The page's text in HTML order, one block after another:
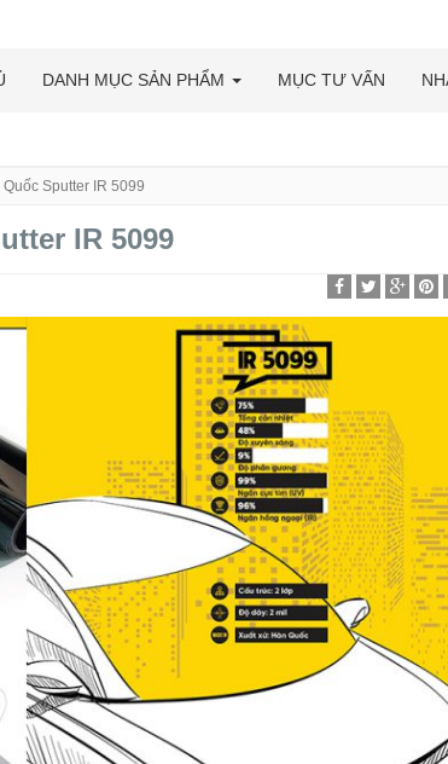
DANH MỤC SẢN PHẨM MỤC TƯ VẤN
Sputter IR 5099
IR 5099